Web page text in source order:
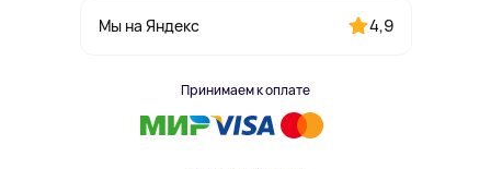
Мы на Яндекс 4,9
Принимаем к оплате